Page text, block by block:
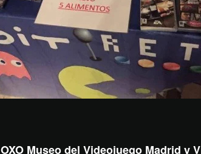
OXO Museo del Videojuego Madrid y